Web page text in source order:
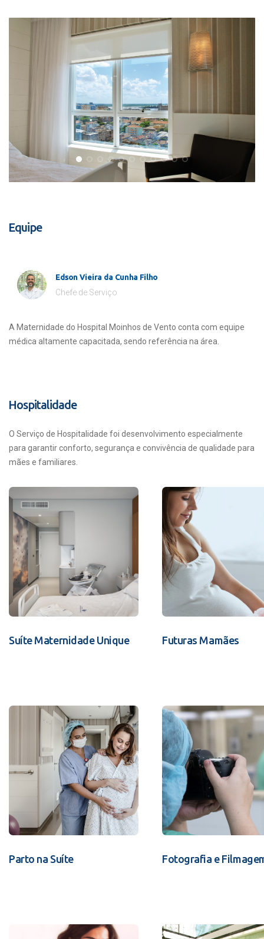
Equipe
Edson Vieira da Cunha Filho
Chefe de Serviço
A Maternidade do Hospital Moinhos de Vento conta com equipe
médica altamente capacitada, sendo referência na área.
Hospitalidade
O Serviço de Hospitalidade foi desenvolvimento especialmente
para garantir conforto, segurança e convivência de qualidade para
mães e familiares.
Suíte Maternidade Unique Futuras Mamães
Parto na Suíte Fotografia e